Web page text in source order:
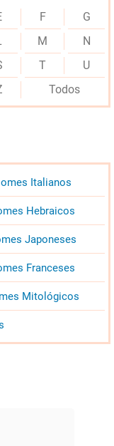
F
G
M
N
T
U
Todos
Italianos
Hebraicos
Japoneses
Franceses
Mitológicos